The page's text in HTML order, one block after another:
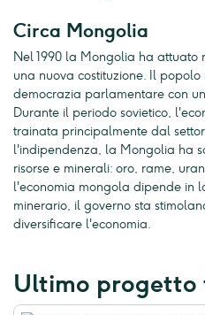
Circa Mongolia
Nel 1990 la Mongolia ha attuato
una nuova costituzione. Il
democrazia parlamentare con
Durante il periodo sovietico,
trainata principalmente dal
l'indipendenza, la Mongolia ha
risorse e minerali: oro, rame,
l'economia mongola dipende in
minerario, il governo sta
diversificare l'economia.
Ultimo progetto